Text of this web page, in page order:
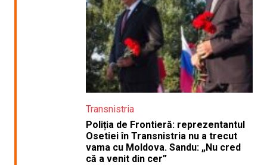
Transnistria
Poliția de Frontieră: reprezentantul
Osetiei în Transnistria nu a trecut
vama cu Moldova. Sandu: „Nu cred
că a venit din cer”